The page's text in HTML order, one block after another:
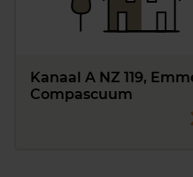
Kanaal A NZ 119,
Compascuum